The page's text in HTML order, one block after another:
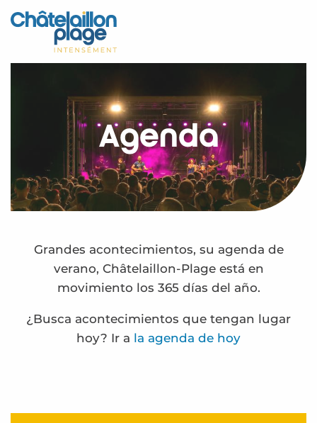
Aller
au
principal
Inicio – ES
Descubra
Actividades
Citas
Su estancia - ES
Calendario – ES
Agenda
Grandes acontecimientos, su agenda de
verano, Châtelaillon-Plage está en
movimiento los 365 días del año.
¿Busca acontecimientos que tengan lugar
hoy? Ir a la agenda de hoy
Frédérique Bernier expose à l'espace Carnot